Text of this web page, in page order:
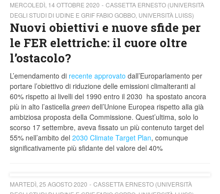
MERCOLEDÌ, 14 OTTOBRE 2020
CASSETTA ERNESTO (UNIVERSITÀ
DEGLI STUDI DI UDINE E GRIF FABIO GOBBO, UNIVERSITÀ LUISS)
Nuovi obiettivi e nuove sfide per
le FER elettriche: il cuore oltre
l’ostacolo?
L’emendamento di recente approvato dall’Europarlamento per
portare l’obiettivo di riduzione delle emissioni climalteranti al
60% rispetto ai livelli del 1990 entro il 2030 ha spostato ancora
più in alto l’asticella green dell’Unione Europea rispetto alla già
ambiziosa proposta della Commissione. Quest’ultima, solo lo
scorso 17 settembre, aveva fissato un più contenuto target del
55% nell’ambito del 2030 Climate Target Plan, comunque
significativamente più sfidante del valore del 40%
MARTEDÌ, 25 AGOSTO 2020
CASSETTA ERNESTO (UNIVERSITÀ